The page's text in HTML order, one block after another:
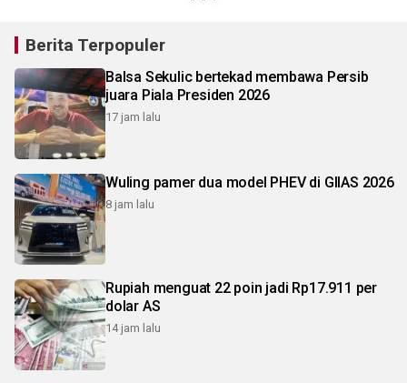
Berita Terpopuler
Balsa Sekulic bertekad membawa Persib
juara Piala Presiden 2026
17 jam lalu
Wuling pamer dua model PHEV di GIIAS 2026
8 jam lalu
Rupiah menguat 22 poin jadi Rp17.911 per
dolar AS
14 jam lalu